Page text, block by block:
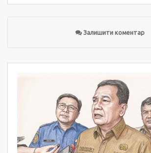
Залишити коментар